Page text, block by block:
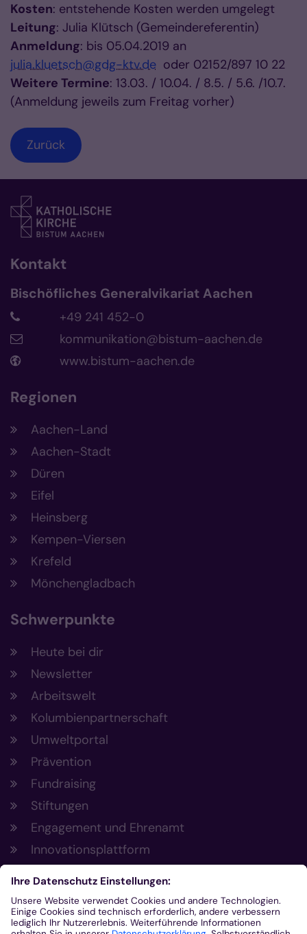
Kosten: entstehende Kosten werden umgelegt
Leitung: Julia Klütsch (Gemeindereferentin)
Anmeldung: bis 05.04.2019 an
julia.kluetsch@gdg-ktv.de oder 02152/897 10 22
Weitere Termine: 13.03. / 10.04. / 8.5. / 5.6. /10.7.
(Anmeldung jeweils zum Freitag vorher)
Zurück
Kontakt
Bischöfliches Generalvikariat Aachen
+49 241 452-0
kommunikation@bistum-aachen.de
www.bistum-aachen.de
Regionen
Aachen-Land
Aachen-Stadt
Düren
Eifel
Heinsberg
Kempen-Viersen
Krefeld
Mönchengladbach
Schwerpunkte
Heute bei dir
Newsletter
Arbeitswelt
Kolumbienpartnerschaft
Umweltportal
Prävention
Fundraising
Stiftungen
Engagement und Ehrenamt
Innovationsplattform
Aus der Plattform
Nachrichten